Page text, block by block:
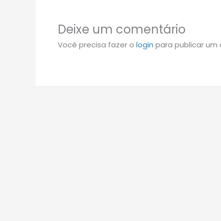
Deixe um comentário
Você precisa fazer o login para publicar um